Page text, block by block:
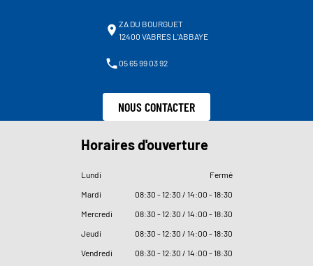
ZA DU BOURGUET
12400 VABRES L'ABBAYE
05 65 99 03 92
NOUS CONTACTER
Horaires d'ouverture
Lundi
Fermé
Mardi
08:30 - 12:30 / 14:00 - 18:30
Mercredi
08:30 - 12:30 / 14:00 - 18:30
Jeudi
08:30 - 12:30 / 14:00 - 18:30
Vendredi
08:30 - 12:30 / 14:00 - 18:30